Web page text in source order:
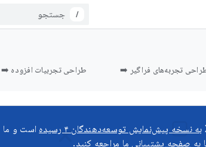
/
تجربه‌های فراگیر ➡️ طراحی تجربیات افزوده ➡️
به نسخه پیش‌نمایش توسعه‌دهندگان ۴ رسیده
است و ما
به صفحه پشتیبانی ما مراجعه کنید.